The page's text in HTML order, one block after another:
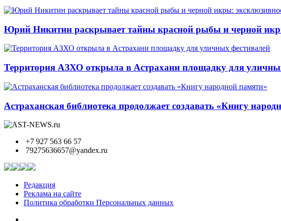
Юрий Никитин раскрывает тайны красной рыбы и черной
Территория АЗХО открыла в Астрахани площадку для
Астраханская библиотека продолжает создавать «Книгу
+7 927 563 66 57
79275636657@yandex.ru
Редакция
Реклама на сайте
Политика обработки Персональных данных